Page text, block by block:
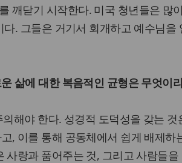
깨닫기 시작한다. 미국 청년들은 많
다. 그들은 거기서 회개하고 예수님을
삶에 대한 복음적인 균형은 무엇이
해야 한다. 성경적 도덕성을 갖는 것
, 이를 통해 공동체에서 쉽게 배제하
사랑과 품어주는 것, 그리고 사람들